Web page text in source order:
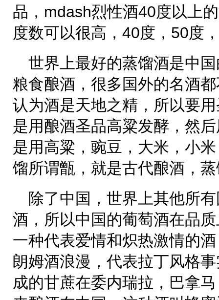
品，mdash烈性酒40度以上
度数可以很高，40度，50度
世界上最好的蒸馏酒是中
粮食酿酒，很多国外的名酒
认为酒是天地之精，所以要
是用酿酒圣品高粱发酵，然
是用高粱，豌豆，大米，小
馏所谓甑，就是古代酿酒，
除了中国，世界上其他所
酒，所以中国的葡萄酒在品
一种代表爱情和炽热激情的
朗姆酒浪漫，代表拉丁风格
成的甘蔗在委内瑞拉，巴拿